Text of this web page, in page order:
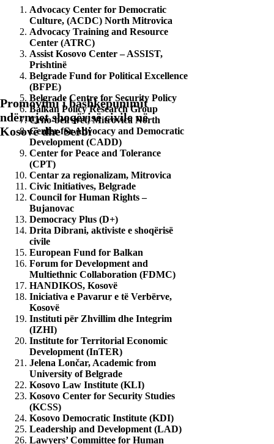
Promovimi i bashkëpunimit
ndërmjet shoqërisë civile në
Kosovë dhe Serbi
Advocacy Center for Democratic
Culture, (ACDC) North Mitrovica
Advocacy Training and Resource
Center (ATRC)
Assist Kosovo Center – ASSIST,
Prishtinë
Belgrade Fund for Political Excellence
(BFPE)
Belgrade Centre for Security Policy
Balkan Policy Research Group
Crno-beli svet, Mitrovica North
Center for Advocacy and Democratic
Development (CADD)
Center for Peace and Tolerance
(CPT)
Centar za regionalizam, Mitrovica
Civic Initiatives, Belgrade
Council for Human Rights –
Bujanovac
Democracy Plus (D+)
Drita Dibrani, aktiviste e shoqërisë
civile
European Fund for Balkan
Forum for Development and
Multiethnic Collaboration (FDMC)
HANDIKOS, Kosovë
Iniciativa e Pavarur e të Verbërve,
Kosovë
Instituti për Zhvillim dhe Integrim
(IZHI)
Institute for Territorial Economic
Development (InTER)
Jelena Lončar, Academic from
University of Belgrade
Kosovo Law Institute (KLI)
Kosovo Center for Security Studies
(KCSS)
Kosovo Democratic Institute (KDI)
Leadership and Development (LAD)
Lawyers’ Committee for Human